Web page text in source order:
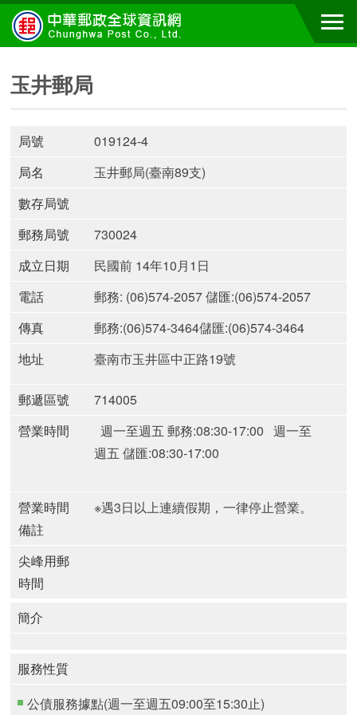
玉井郵局
局號
019124-4
局名
玉井郵局(臺南89支)
數存局號
郵務局號
730024
成立日期
民國前 14年10月1日
電話
郵務: (06)574-2057 儲匯:(06)574-2057
傳真
郵務:(06)574-3464儲匯:(06)574-3464
地址
臺南市玉井區中正路19號
郵遞區號
714005
營業時間
週一至週五 郵務:08:30-17:00 週一至
週五 儲匯:08:30-17:00
營業時間
備註
※遇3日以上連續假期，一律停止營業。
尖峰用郵
時間
簡介
服務性質
公債服務據點(週一至週五09:00至15:30止)